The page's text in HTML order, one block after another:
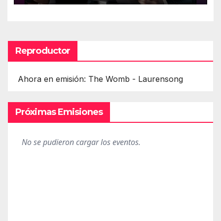
Reproductor
Ahora en emisión: The Womb - Laurensong
Próximas Emisiones